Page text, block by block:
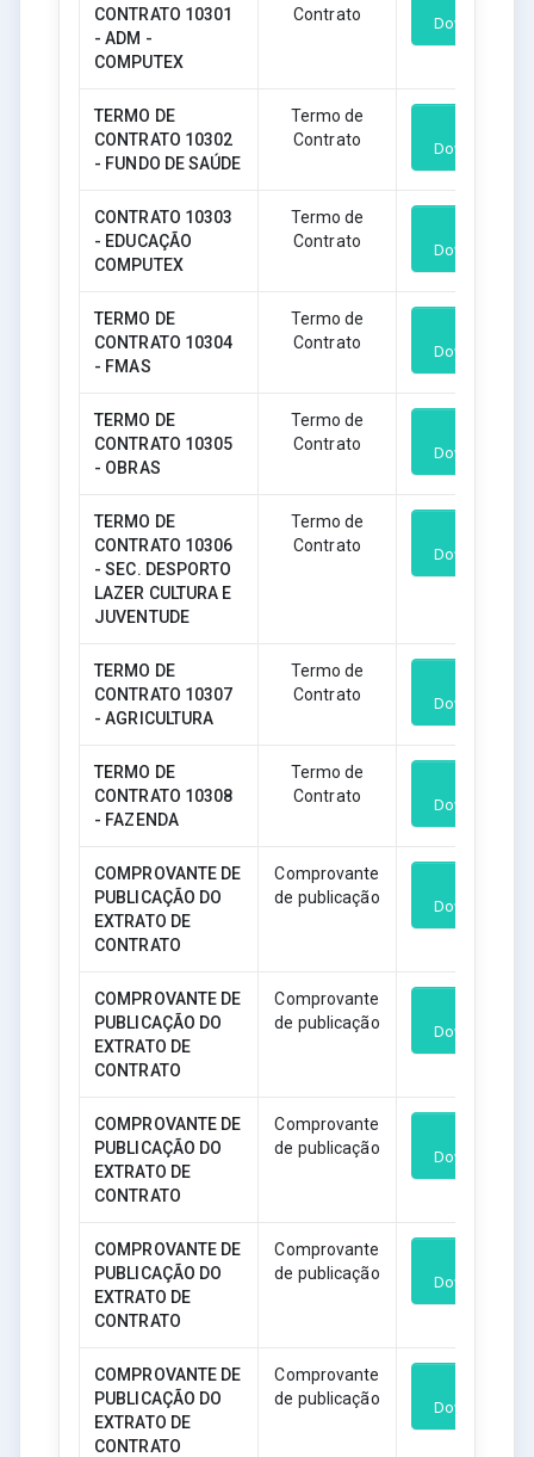
CONTRATO 10301
- ADM -
COMPUTEX
Contrato Download
TERMO DE
CONTRATO 10302
- FUNDO DE SAÚDE
Termo de
Contrato
Download
CONTRATO 10303
- EDUCAÇÃO
COMPUTEX
Termo de
Contrato
Download
TERMO DE
CONTRATO 10304
- FMAS
Termo de
Contrato
Download
TERMO DE
CONTRATO 10305
- OBRAS
Termo de
Contrato
Download
TERMO DE
CONTRATO 10306
- SEC. DESPORTO
LAZER CULTURA E
JUVENTUDE
Termo de
Contrato
Download
TERMO DE
CONTRATO 10307
- AGRICULTURA
Termo de
Contrato
Download
TERMO DE
CONTRATO 10308
- FAZENDA
Termo de
Contrato
Download
COMPROVANTE DE
PUBLICAÇÃO DO
EXTRATO DE
CONTRATO
Comprovante
de publicação
Download
COMPROVANTE DE
PUBLICAÇÃO DO
EXTRATO DE
CONTRATO
Comprovante
de publicação
Download
COMPROVANTE DE
PUBLICAÇÃO DO
EXTRATO DE
CONTRATO
Comprovante
de publicação
Download
COMPROVANTE DE
PUBLICAÇÃO DO
EXTRATO DE
CONTRATO
Comprovante
de publicação
Download
COMPROVANTE DE
PUBLICAÇÃO DO
EXTRATO DE
CONTRATO
Comprovante
de publicação
Download